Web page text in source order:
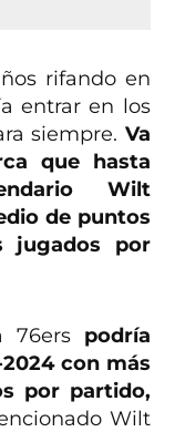
rifando en
entrar en los
siempre. Va
que hasta
Wilt
de puntos
jugados por
76ers podría
con más
por partido,
Wilt